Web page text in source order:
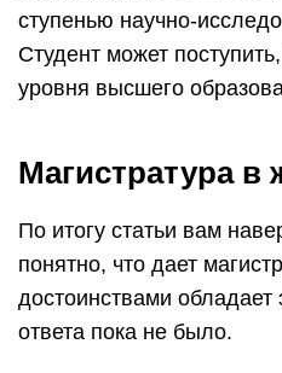
ступенью научно-
Студент может
уровня высшего
Магистратура в
По итогу статьи вам
понятно, что дает
достоинствами обладает
ответа пока не было.